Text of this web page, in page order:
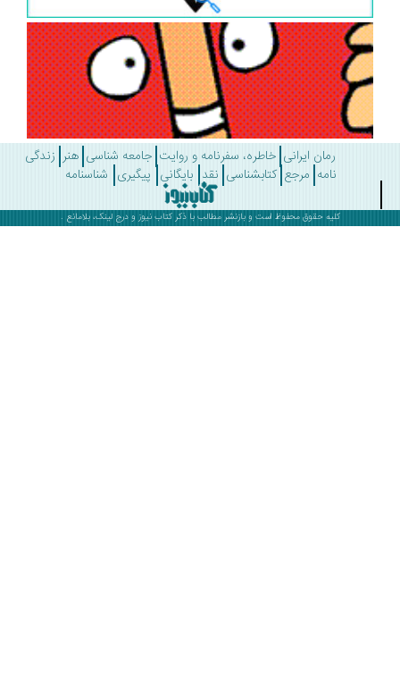
رمان ایرانی خاطره، سفرنامه و روایت جامعه شناسی هنر زندگی
مرجع کتابشناسی نقد بایگانی پیگیری شناسنامه
کلیه حقوق محفوظ است و بازنشر مطالب با ذکرکتاب نیوز و درج لینک، بلامانع .